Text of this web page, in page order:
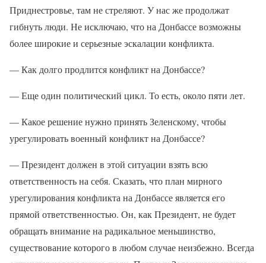
Приднестровье, там не стреляют. У нас же продолжат
гибнуть люди. Не исключаю, что на Донбассе возможны
более широкие и серьезные эскалации конфликта.
— Как долго продлится конфликт на Донбассе?
— Еще один политический цикл. То есть, около пяти лет.
— Какое решение нужно принять Зеленскому, чтобы
урегулировать военный конфликт на Донбассе?
— Президент должен в этой ситуации взять всю
ответственность на себя. Сказать, что план мирного
урегулирования конфликта на Донбассе является его
прямой ответственностью. Он, как Президент, не будет
обращать внимание на радикальное меньшинство,
существование которого в любом случае неизбежно. Всегда